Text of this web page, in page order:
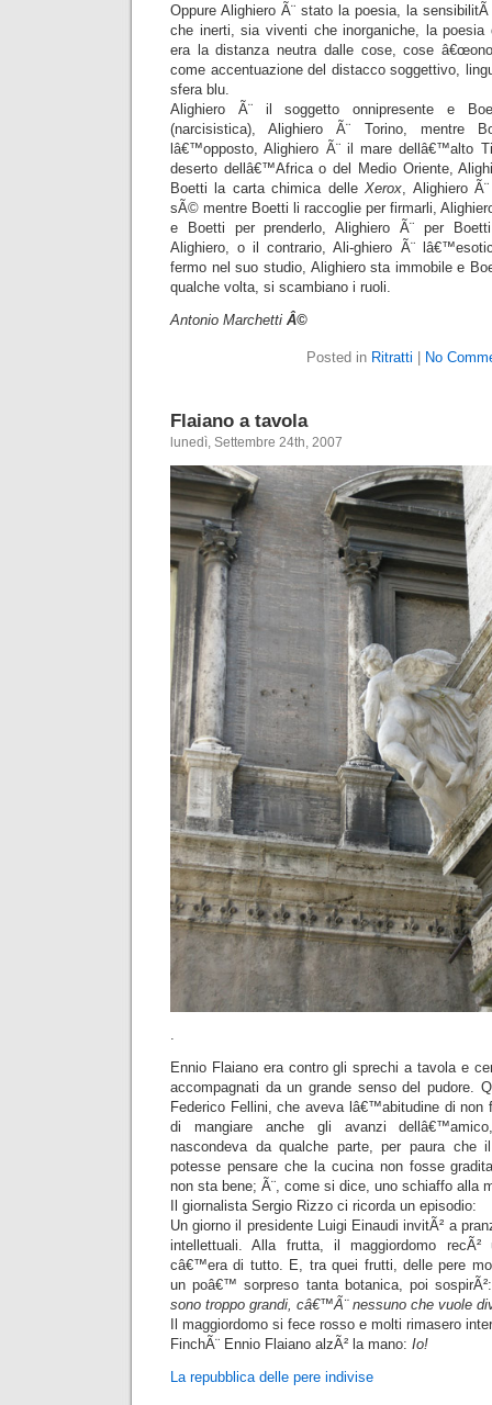
Oppure Alighiero Ã¨ stato la poesia, la
che inerti, sia viventi che inorganiche, la poesia
era la distanza neutra dalle cose, cose
come accentuazione del distacco soggettivo,
sfera blu.
Alighiero Ã¨ il soggetto onnipresente e
(narcisistica), Alighiero Ã¨ Torino, mentre
lâ€™opposto, Alighiero Ã¨ il mare dellâ€™alto
deserto dellâ€™Africa o del Medio Oriente,
Boetti la carta chimica delleXerox, Alighiero
sÃ© mentre Boetti li raccoglie per firmarli,
e Boetti per prenderlo, Alighiero Ã¨ per
Alighiero, o il contrario, Ali-ghiero Ã¨
fermo nel suo studio, Alighiero sta immobile e
qualche volta, si scambiano i ruoli.
Antonio Marchetti Â©
Posted in Ritratti No
Flaiano a tavola
lunedì, Settembre 24th, 2007
.
Ennio Flaiano era contro gli sprechi a tavola e
accompagnati da un grande senso del pudore.
Federico Fellini, che aveva lâ€™abitudine di non
di mangiare anche gli avanzi
nascondeva da qualche parte, per paura che
potesse pensare che la cucina non fosse
non sta bene; Ã¨, come si dice, uno schiaffo alla
Il giornalista Sergio Rizzo ci ricorda un episodio:
Un giorno il presidente Luigi Einaudi invitÃ² a
intellettuali. Alla frutta, il maggiordomo
câ€™era di tutto. E, tra quei frutti, delle pere
un poâ€™ sorpreso tanta botanica, poi sospirÃ²:
sono troppo grandi, câ€™Ã¨ nessuno che vuole
Il maggiordomo si fece rosso e molti rimasero
FinchÃ¨ Ennio Flaiano alzÃ² la mano: Io!
La repubblica delle pere indivise